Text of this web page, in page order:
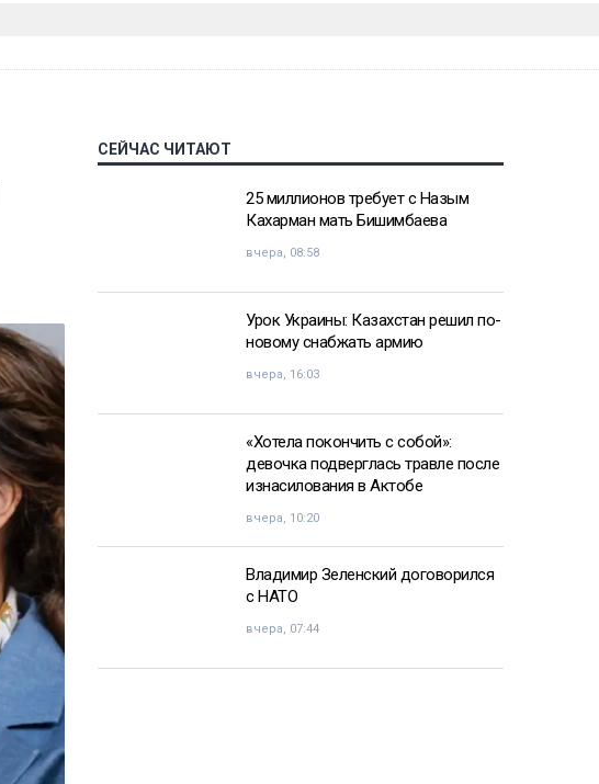
СЕЙЧАС ЧИТАЮТ
25 миллионов требует с Назым
Кахарман мать Бишимбаева
вчера, 08:58
Урок Украины: Казахстан решил по-
новому снабжать армию
вчера, 16:03
«Хотела покончить с собой»:
девочка подверглась травле после
изнасилования в Актобе
вчера, 10:20
Владимир Зеленский договорился
с НАТО
вчера, 07:44